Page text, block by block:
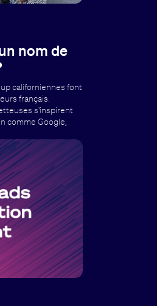
nom de
californiennes font
français.
s'inspirent
comme Google,